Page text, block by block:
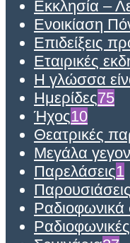
Εκκλησία –
Ενοικίαση
Επιδείξεις
Εταιρικές
Η γλώσσα
Ημερίδες75
Ήχος10
Θεατρικές
Μεγάλα
Παρελάσεις1